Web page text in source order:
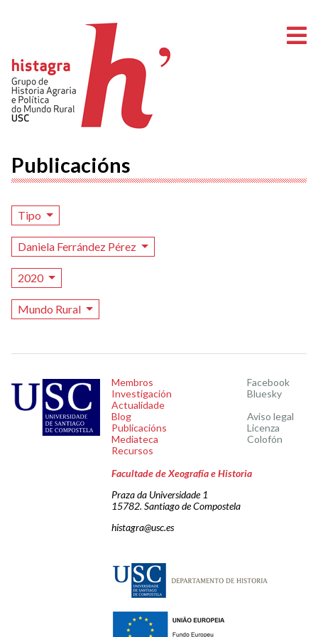
Publicacións
Tipo
Daniela Ferrández Pérez
2020
Mundo Rural
Membros
Investigación
Actualidade
Blog
Publicacións
Mediateca
Recursos
Facebook
Bluesky
Aviso legal
Licenza
Colofón
Facultade de Xeografía e Historia
Praza da Universidade 1
15782. Santiago de Compostela
histagra@usc.es